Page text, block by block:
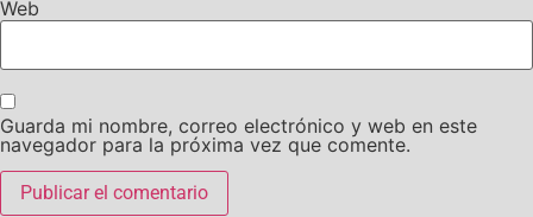
Web
Guarda mi nombre, correo electrónico y web en este
navegador para la próxima vez que comente.